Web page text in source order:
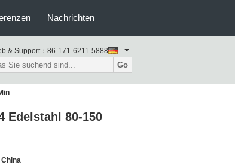
Nachrichten
& Support： 86-171-6211-5888
Go
Edelstahl 80-150